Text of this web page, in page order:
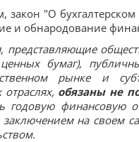
закон "О
и обнародование
представляющие
бумаг),
рынке и
обязаны не
годовую финансовую
заключением на своем